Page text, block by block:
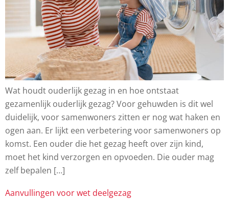
Wat houdt ouderlijk gezag in en hoe ontstaat
gezamenlijk ouderlijk gezag? Voor gehuwden is dit wel
duidelijk, voor samenwoners zitten er nog wat haken en
ogen aan. Er lijkt een verbetering voor samenwoners op
komst. Een ouder die het gezag heeft over zijn kind,
moet het kind verzorgen en opvoeden. Die ouder mag
zelf bepalen […]
Aanvullingen voor wet deelgezag